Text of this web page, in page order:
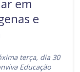
do Norte
em
e
terça, dia 30
Educação